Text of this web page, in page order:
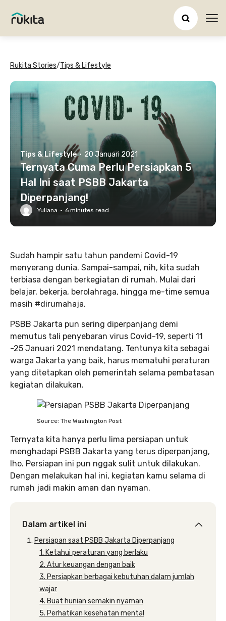
Rukita Stories/Tips & Lifestyle
Tips & Lifestyle · 20 Januari 2021
Ternyata Cuma Perlu Persiapkan 5
Hal Ini saat PSBB Jakarta
Diperpanjang!
Yuliana · 6 minutes read
Sudah hampir satu tahun pandemi Covid-19
menyerang dunia. Sampai-sampai, nih, kita sudah
terbiasa dengan berkegiatan di rumah. Mulai dari
belajar, bekerja, berolahraga, hingga me-time semua
masih #dirumahaja.
PSBB Jakarta pun sering diperpanjang demi
memutus tali penyebaran virus Covid-19, seperti 11
-25 Januari 2021 mendatang. Tentunya kita sebagai
warga Jakarta yang baik, harus mematuhi peraturan
yang ditetapkan oleh pemerintah selama pembatasan
kegiatan dilakukan.
Source: The Washington Post
Ternyata kita hanya perlu lima persiapan untuk
menghadapi PSBB Jakarta yang terus diperpanjang,
lho. Persiapan ini pun nggak sulit untuk dilakukan.
Dengan melakukan hal ini, kegiatan kamu selama di
rumah jadi makin aman dan nyaman.
Dalam artikel ini
Persiapan saat PSBB Jakarta Diperpanjang
1. Ketahui peraturan yang berlaku
2. Atur keuangan dengan baik
3. Persiapkan berbagai kebutuhan dalam jumlah
wajar
4. Buat hunian semakin nyaman
5. Perhatikan kesehatan mental